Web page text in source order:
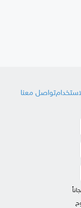
تواصل معنا